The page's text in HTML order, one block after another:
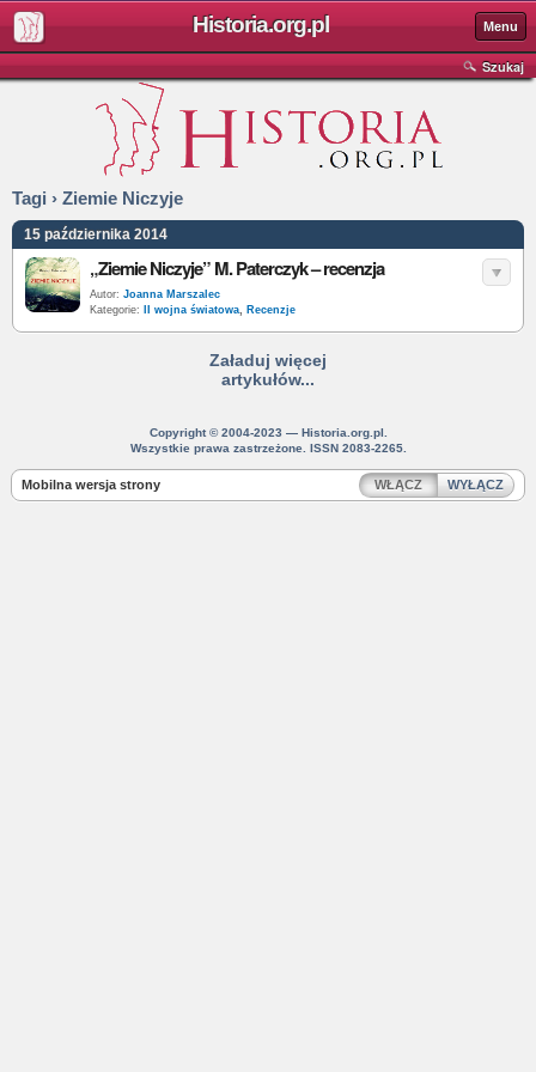
Historia.org.pl Menu
Szukaj
Tagi › Ziemie Niczyje
15 października 2014
„Ziemie Niczyje” M. Paterczyk – recenzja
Autor: Joanna Marszalec
Kategorie:
II wojna światowa, Recenzje
Załaduj więcej
artykułów...
Copyright © 2004-2023 — Historia.org.pl.
Wszystkie prawa zastrzeżone. ISSN 2083-2265.
Mobilna wersja strony WŁĄCZ WYŁĄCZ